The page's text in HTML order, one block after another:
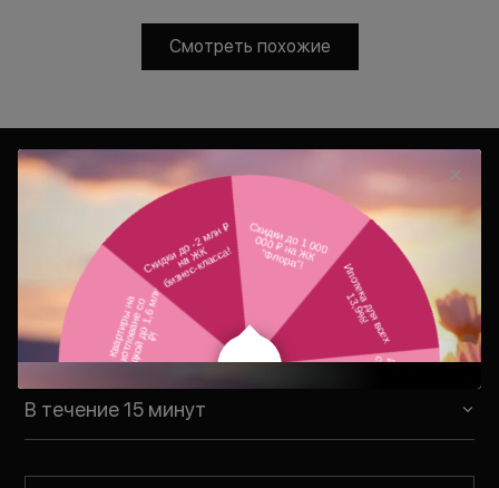
Смотреть похожие
Консультация
Ваш персональный менеджер
свяжется с Вами в удобное для Вас
В течение 15 минут